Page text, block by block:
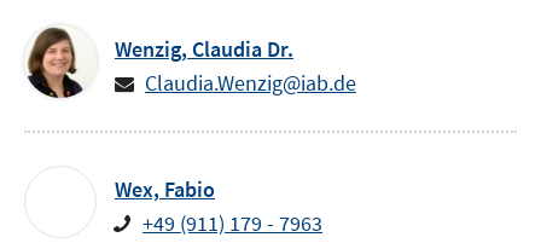
Wenzig, Claudia Dr.
Claudia.Wenzig@iab.de
Wex, Fabio
+49 (911) 179 - 7963